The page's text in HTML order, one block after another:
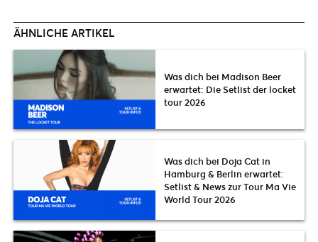
ÄHNLICHE ARTIKEL
Was dich bei Madison Beer
erwartet: Die Setlist der locket
tour 2026
Was dich bei Doja Cat in
Hamburg & Berlin erwartet:
Setlist & News zur Tour Ma Vie
World Tour 2026